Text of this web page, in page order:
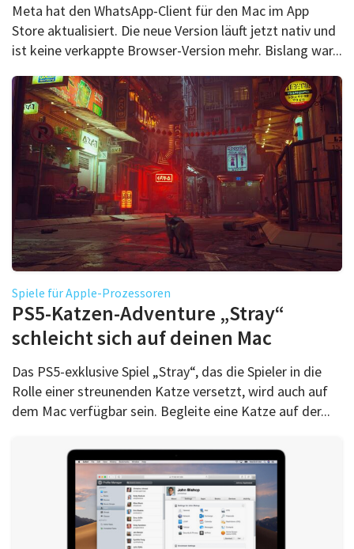
Meta hat den WhatsApp-Client für den Mac im App
Store aktualisiert. Die neue Version läuft jetzt nativ und
ist keine verkappte Browser-Version mehr. Bislang war...
Spiele für Apple-Prozessoren
PS5-Katzen-Adventure „Stray“
schleicht sich auf deinen Mac
Das PS5-exklusive Spiel „Stray“, das die Spieler in die
Rolle einer streunenden Katze versetzt, wird auch auf
dem Mac verfügbar sein. Begleite eine Katze auf der...